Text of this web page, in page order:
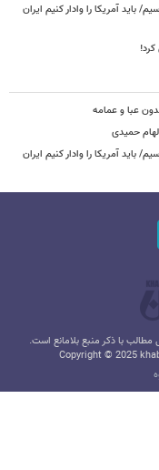
باید آمریکا را وادار کنیم ایران
کرد!
عبا و عمامه
حمیدی
باید آمریکا را وادار کنیم ایران
با ذکر منبع بلامانع است.
Copyright © 2025